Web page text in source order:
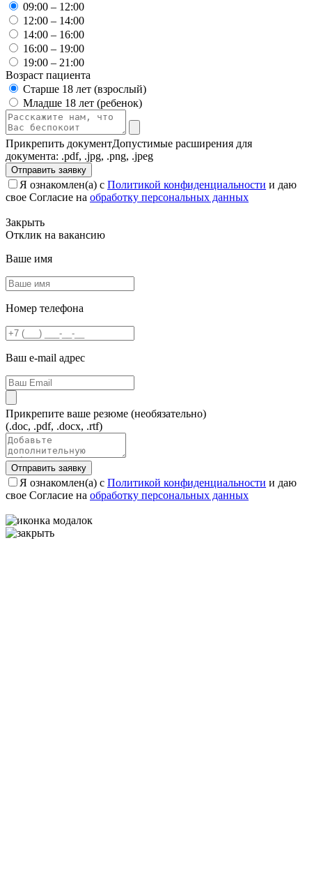
09:00 – 12:00
12:00 – 14:00
14:00 – 16:00
16:00 – 19:00
19:00 – 21:00
Возраст пациента
Старше 18 лет (взрослый)
Младше 18 лет (ребенок)
Прикрепить документДопустимые расширения для
документа: .pdf, .jpg, .png, .jpeg
Отправить заявку
Я ознакомлен(а) с Политикой конфиденциальности и даю
свое Согласие на обработку персональных данных
Закрыть
Отклик на вакансию
Ваше имя
Номер телефона
Ваш e-mail адрес
Прикрепите ваше резюме (необязательно)
(.doc, .pdf, .docx, .rtf)
Отправить заявку
Я ознакомлен(а) с Политикой конфиденциальности и даю
свое Согласие на обработку персональных данных